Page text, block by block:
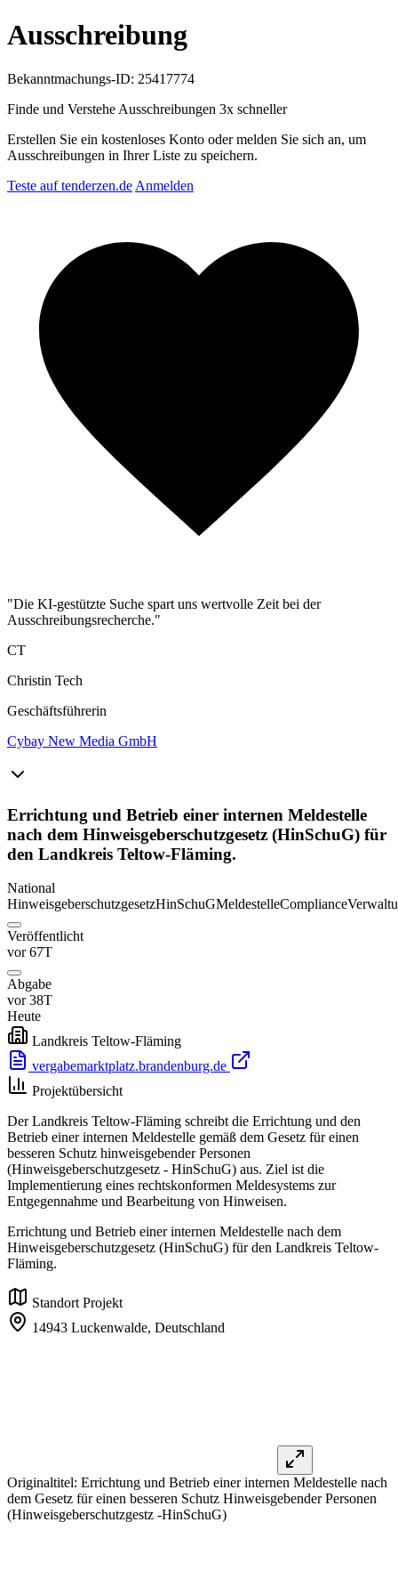
Ausschreibung
Bekanntmachungs-ID: 25417774
Finde und Verstehe Ausschreibungen 3x schneller
Erstellen Sie ein kostenloses Konto oder melden Sie sich an, um
Ausschreibungen in Ihrer Liste zu speichern.
Teste auf tenderzen.de Anmelden
"Die KI-gestützte Suche spart uns wertvolle Zeit bei der
Ausschreibungsrecherche."
CT
Christin Tech
Geschäftsführerin
Cybay New Media GmbH
Errichtung und Betrieb einer internen Meldestelle
nach dem Hinweisgeberschutzgesetz (HinSchuG) für
den Landkreis Teltow-Fläming.
National
HinweisgeberschutzgesetzHinSchuGMeldestelleCompliance
Veröffentlicht
vor 67T
Abgabe
vor 38T
Heute
Landkreis Teltow-Fläming
vergabemarktplatz.brandenburg.de
Projektübersicht
Der Landkreis Teltow-Fläming schreibt die Errichtung und den
Betrieb einer internen Meldestelle gemäß dem Gesetz für einen
besseren Schutz hinweisgebender Personen
(Hinweisgeberschutzgesetz - HinSchuG) aus. Ziel ist die
Implementierung eines rechtskonformen Meldesystems zur
Entgegennahme und Bearbeitung von Hinweisen.
Errichtung und Betrieb einer internen Meldestelle nach dem
Hinweisgeberschutzgesetz (HinSchuG) für den Landkreis Teltow-
Fläming.
Standort Projekt
14943 Luckenwalde, Deutschland
Originaltitel: Errichtung und Betrieb einer internen Meldestelle nach
dem Gesetz für einen besseren Schutz Hinweisgebender Personen
(Hinweisgeberschutzgestz -HinSchuG)